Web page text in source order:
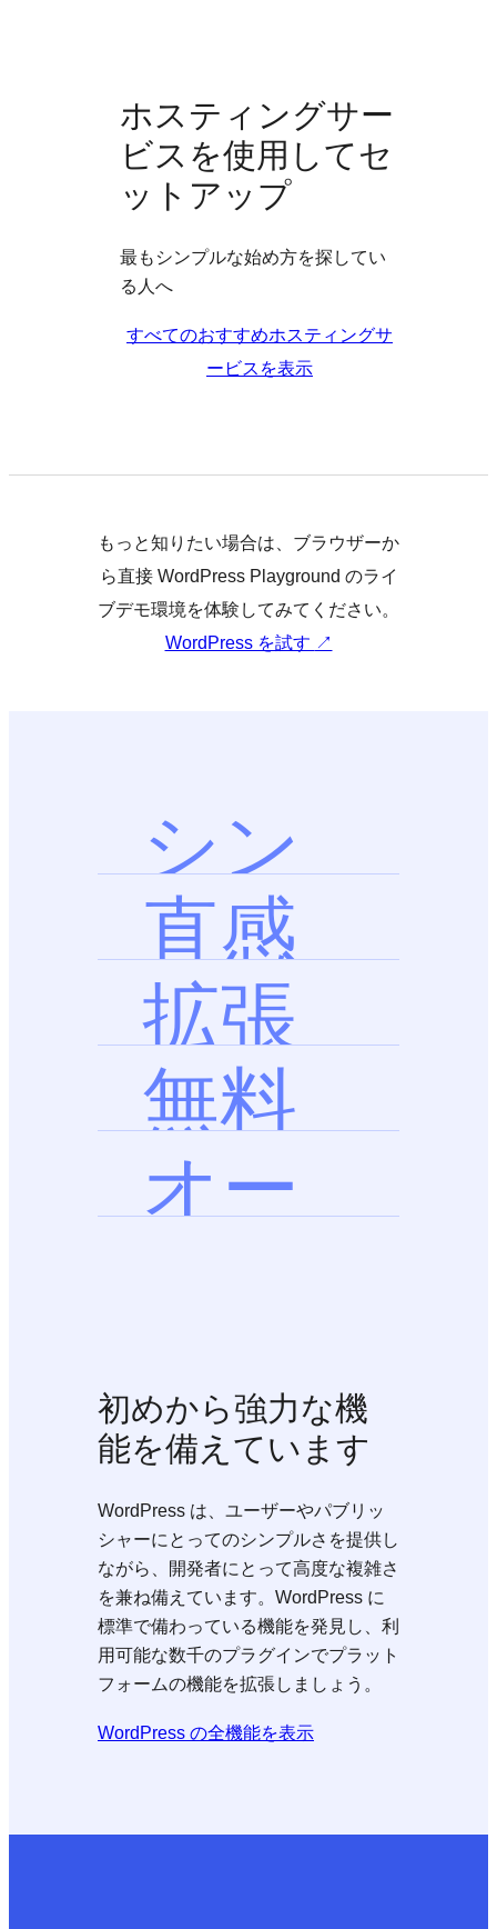
ホスティングサー
ビスを使用してセ
ットアップ
最もシンプルな始め方を探してい
る人へ
すべてのおすすめホスティングサ
ービスを表示
もっと知りたい場合は、ブラウザーか
ら直接 WordPress Playground のライ
ブデモ環境を体験してみてください。
WordPress を試す ↗
シン
プル
直感
的
拡張
可能
無料
オー
初めから強力な機
能を備えています
WordPress は、ユーザーやパブリッ
シャーにとってのシンプルさを提供し
ながら、開発者にとって高度な複雑さ
を兼ね備えています。WordPress に
標準で備わっている機能を発見し、利
用可能な数千のプラグインでプラット
フォームの機能を拡張しましょう。
WordPress の全機能を表示